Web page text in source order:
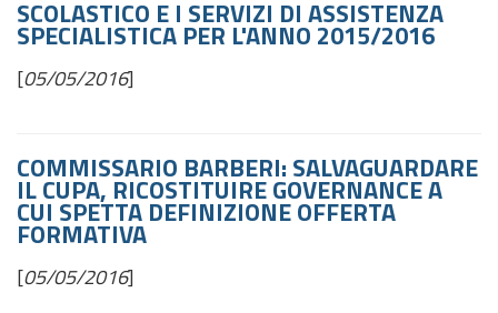
SCOLASTICO E I SERVIZI DI ASSISTENZA
SPECIALISTICA PER L'ANNO 2015/2016
[05/05/2016]
COMMISSARIO BARBERI: SALVAGUARDARE
IL CUPA, RICOSTITUIRE GOVERNANCE A
CUI SPETTA DEFINIZIONE OFFERTA
FORMATIVA
[05/05/2016]